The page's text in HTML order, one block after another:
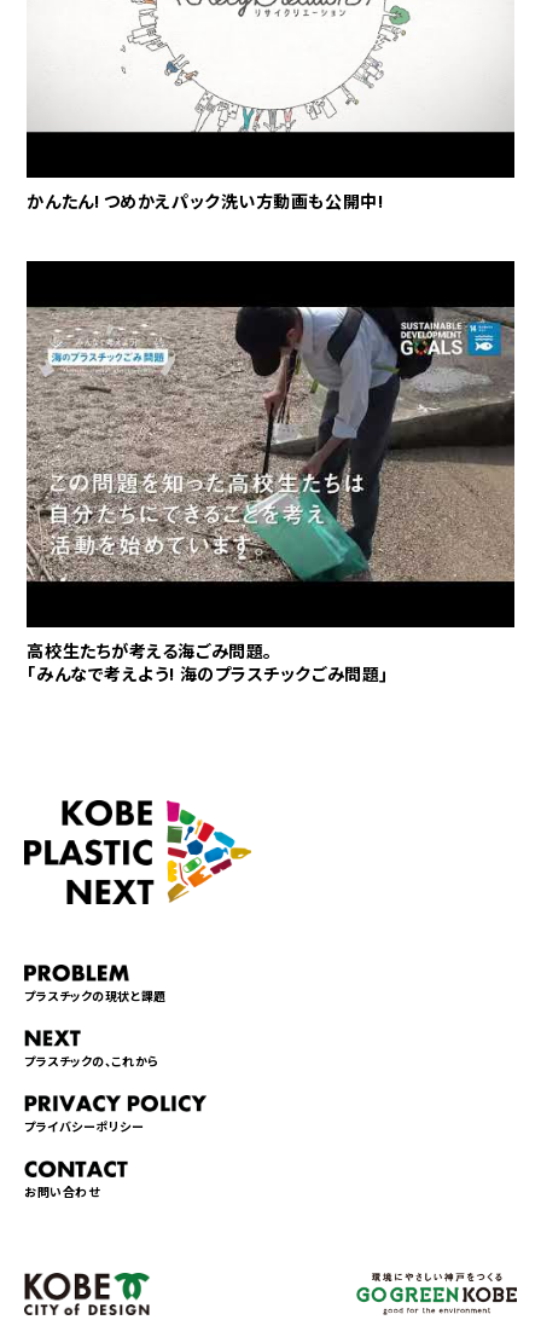
かんたん! つめかえパック洗い方動画も公開中!
高校生たちが考える海ごみ問題｡
｢みんなで考えよう! 海のプラスチックごみ問題｣
プラスチックの現状と課題
プラスチックの、これから
プライバシーポリシー
お問い合わせ